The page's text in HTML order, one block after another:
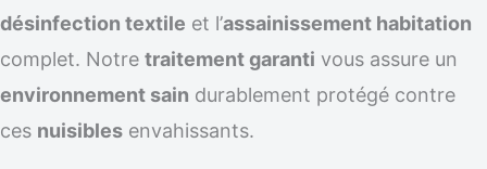
désinfection textile et l’assainissement habitation
complet. Notre traitement garanti vous assure un
environnement sain durablement protégé contre
ces nuisibles envahissants.